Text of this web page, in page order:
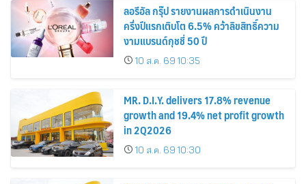
ลอรีอัล กรุ๊ป รายงานผลการดำเนินงาน
ครึ่งปีแรกเติบโต 6.5% คว้าลิขสิทธิ์ความ
งามแบรนด์กุชชี่ 50 ปี
10 ส.ค. 69 10:35
MR. D.I.Y. delivers 17.8% revenue
growth and 19.4% net profit growth
in 2Q2026
10 ส.ค. 69 10:30